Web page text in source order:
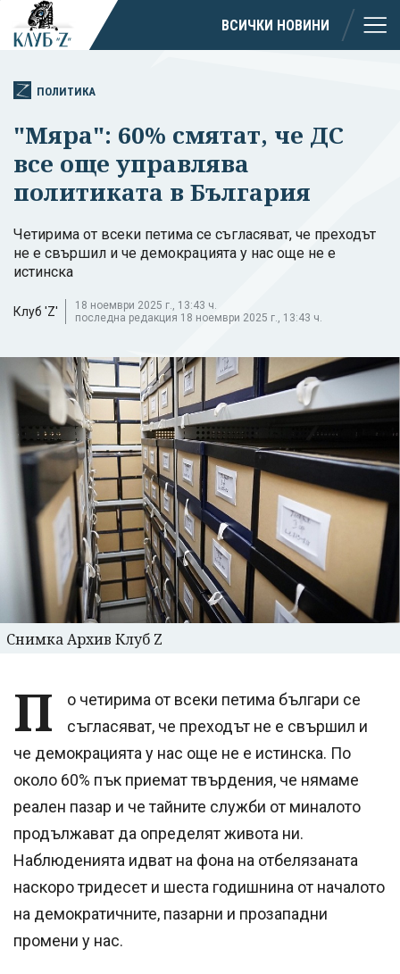
ВСИЧКИ НОВИНИ
ПОЛИТИКА
"Мяра": 60% смятат, че ДС
все още управлява
политиката в България
Четирима от всеки петима се съгласяват, че преходът
не е свършил и че демокрацията у нас още не е
истинска
Клуб 'Z'
18 ноември 2025 г., 13:43 ч.
последна редакция 18 ноември 2025 г., 13:43 ч.
Снимка Архив Клуб Z
П
о четирима от всеки петима българи се
съгласяват, че преходът не е свършил и
че демокрацията у нас още не е истинска. По
около 60% пък приемат твърдения, че нямаме
реален пазар и че тайните служби от миналото
продължават да определят живота ни.
Наблюденията идват на фона на отбелязаната
наскоро тридесет и шеста годишнина от началото
на демократичните, пазарни и прозападни
промени у нас.